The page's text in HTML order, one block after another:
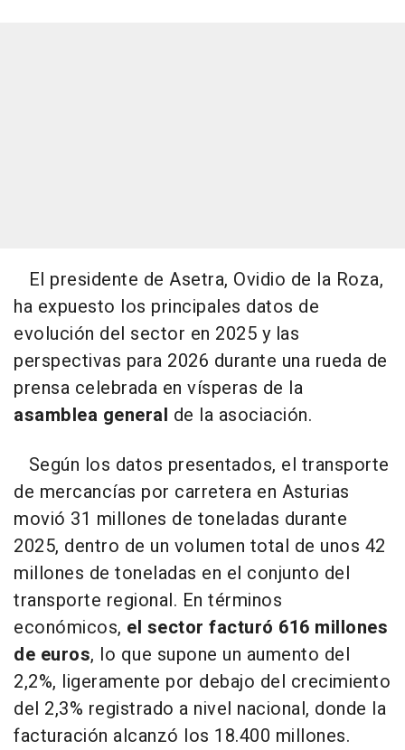
El presidente de Asetra, Ovidio de la Roza,
ha expuesto los principales datos de
evolución del sector en 2025 y las
perspectivas para 2026 durante una rueda de
prensa celebrada en vísperas de la
asamblea general de la asociación.
Según los datos presentados, el transporte
de mercancías por carretera en Asturias
movió 31 millones de toneladas durante
2025, dentro de un volumen total de unos 42
millones de toneladas en el conjunto del
transporte regional. En términos
económicos, el sector facturó 616 millones
de euros, lo que supone un aumento del
2,2%, ligeramente por debajo del crecimiento
del 2,3% registrado a nivel nacional, donde la
facturación alcanzó los 18.400 millones.